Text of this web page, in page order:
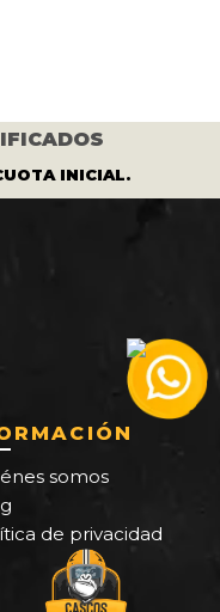
INICIAL.
somos
de privacidad